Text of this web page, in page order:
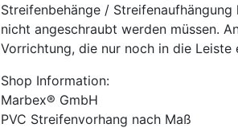
Streifenbehänge /
nicht angeschraubt werden müssen.
Vorrichtung, die nur noch in die Leiste
Shop Information:
Marbex® GmbH
PVC Streifenvorhang nach Maß